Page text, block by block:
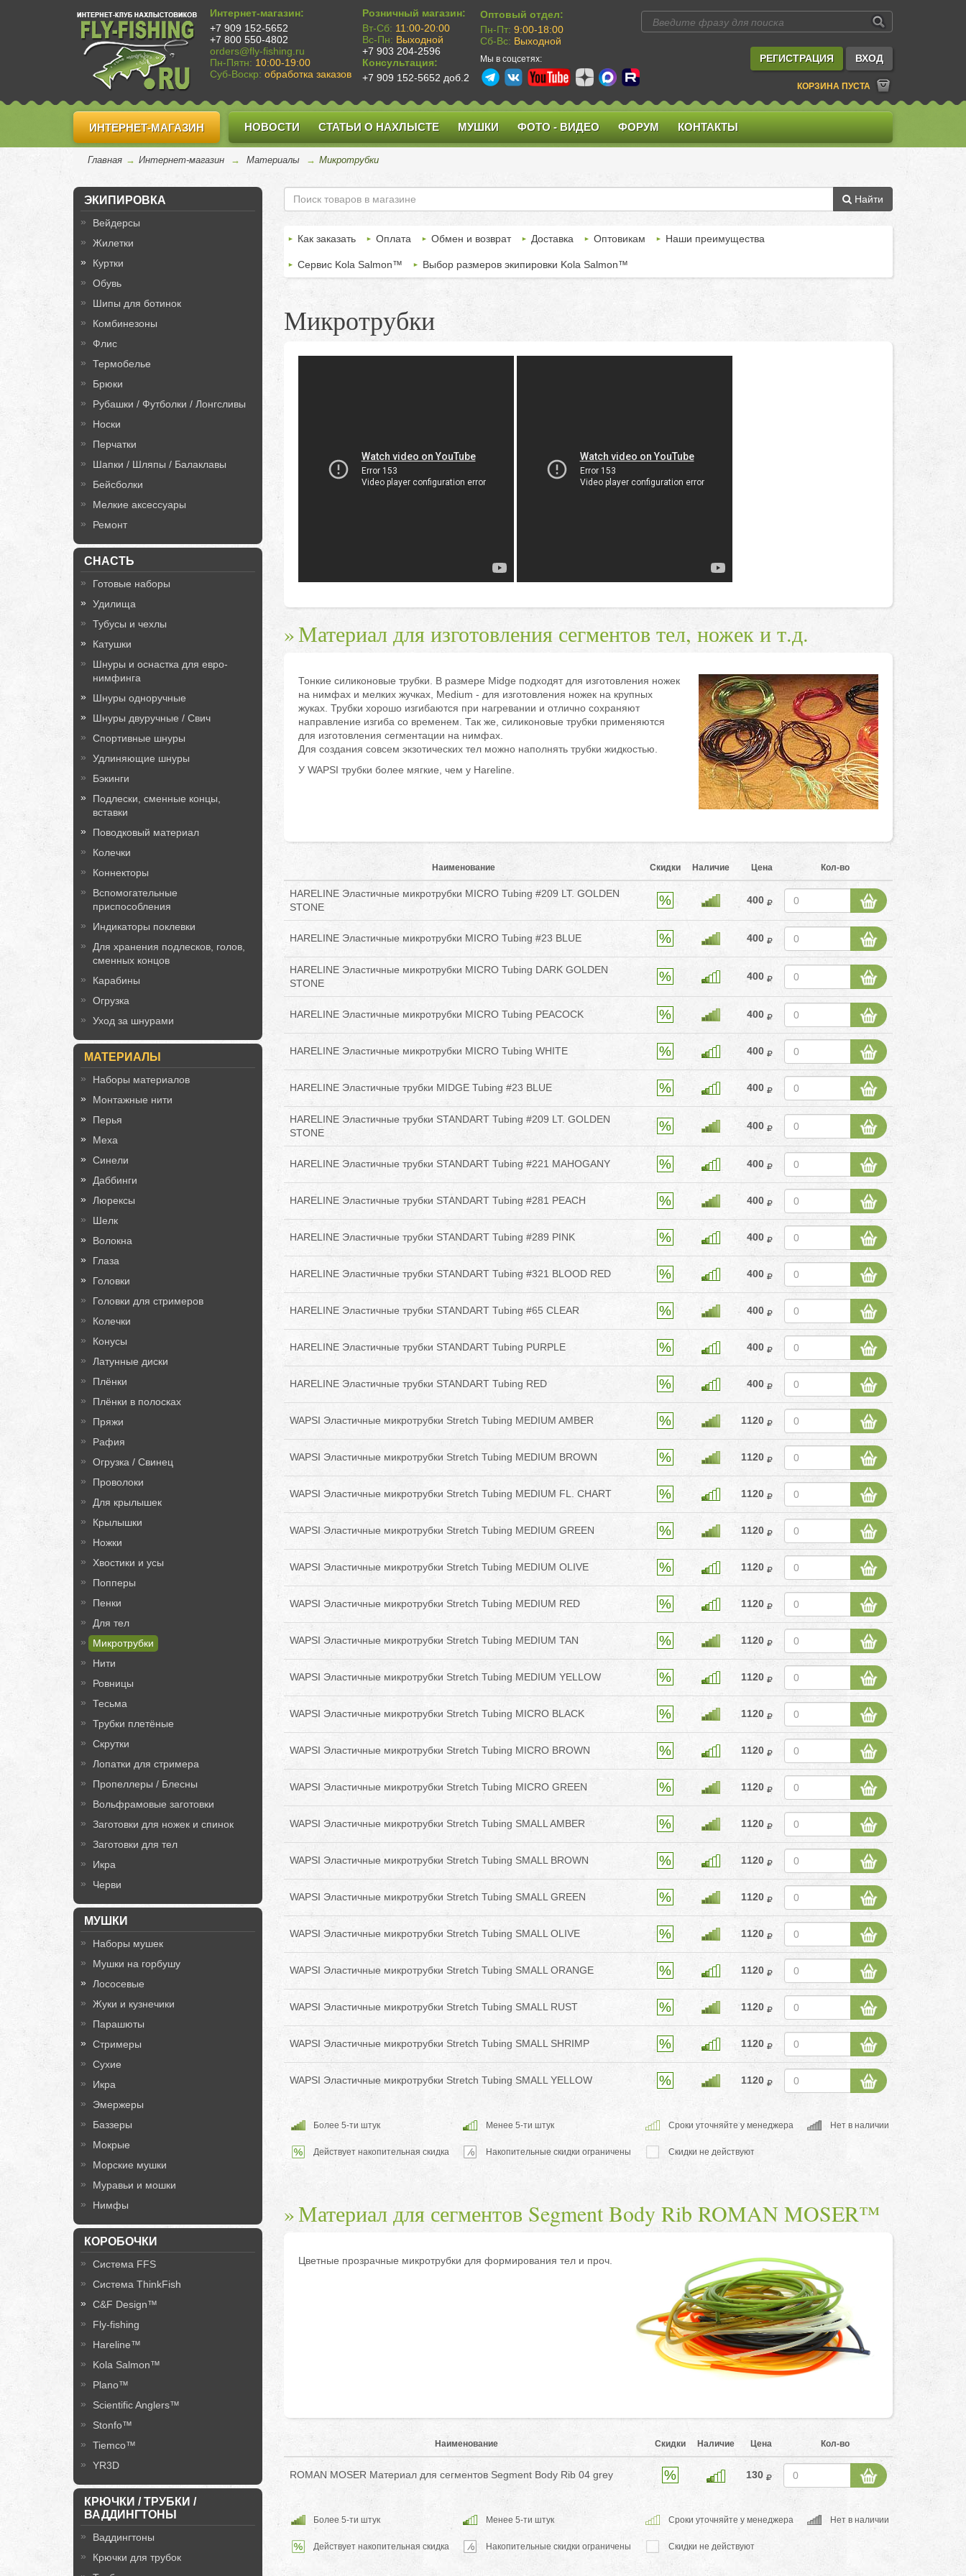
Интернет-магазин:
+7 909 152-5652
+7 800 550-4802
orders@fly-fishing.ru
Пн-Пятн: 10:00-19:00
Суб-Воскр: обработка заказов
Розничный магазин:
Вт-Сб: 11:00-20:00
Вс-Пн: Выходной
+7 903 204-2596
Консультация:
+7 909 152-5652 доб.2
Оптовый отдел:
Пн-Пт: 9:00-18:00
Сб-Вс: Выходной
Мы в соцсетях: РЕГИСТРАЦИЯ ВХОД
КОРЗИНА ПУСТА
ИНТЕРНЕТ-МАГАЗИН НОВОСТИ СТАТЬИ О НАХЛЫСТЕ МУШКИ ФОТО - ВИДЕО ФОРУМ КОНТАКТЫ
Главная → Интернет-магазин → Материалы → Микротрубки
ЭКИПИРОВКА
Вейдерсы
Жилетки
Куртки
Обувь
Шипы для ботинок
Комбинезоны
Флис
Термобелье
Брюки
Рубашки / Футболки / Лонгсливы
Носки
Перчатки
Шапки / Шляпы / Балаклавы
Бейсболки
Мелкие аксессуары
Ремонт
СНАСТЬ
Готовые наборы
Удилища
Тубусы и чехлы
Катушки
Шнуры и оснастка для евро-
нимфинга
Шнуры одноручные
Шнуры двуручные / Свич
Спортивные шнуры
Удлиняющие шнуры
Бэкинги
Подлески, сменные концы,
вставки
Поводковый материал
Колечки
Коннекторы
Вспомогательные
приспособления
Индикаторы поклевки
Для хранения подлесков, голов,
сменных концов
Карабины
Огрузка
Уход за шнурами
МАТЕРИАЛЫ
Наборы материалов
Монтажные нити
Перья
Меха
Синели
Даббинги
Люрексы
Шелк
Волокна
Глаза
Головки
Головки для стримеров
Колечки
Конусы
Латунные диски
Плёнки
Плёнки в полосках
Пряжи
Рафия
Огрузка / Свинец
Проволоки
Для крылышек
Крылышки
Ножки
Хвостики и усы
Попперы
Пенки
Для тел
Микротрубки
Нити
Ровницы
Тесьма
Трубки плетёные
Скрутки
Лопатки для стримера
Пропеллеры / Блесны
Вольфрамовые заготовки
Заготовки для ножек и спинок
Заготовки для тел
Икра
Черви
МУШКИ
Наборы мушек
Мушки на горбушу
Лососевые
Жуки и кузнечики
Парашюты
Стримеры
Сухие
Икра
Эмержеры
Баззеры
Мокрые
Морские мушки
Муравьи и мошки
Нимфы
КОРОБОЧКИ
Система FFS
Система ThinkFish
C&F Design™
Fly-fishing
Hareline™
Kola Salmon™
Plano™
Scientific Anglers™
Stonfo™
Tiemco™
YR3D
КРЮЧКИ / ТРУБКИ /
ВАДДИНГТОНЫ
Ваддингтоны
Крючки для трубок
Найти
Как заказать Оплата Обмен и возврат Доставка Оптовикам Наши преимущества
Сервис Kola Salmon™ Выбор размеров экипировки Kola Salmon™
Микротрубки
Материал для изготовления сегментов тел, ножек и т.д.
Тонкие силиконовые трубки. В размере Midge подходят для изготовления ножек
на нимфах и мелких жучках, Medium - для изготовления ножек на крупных
жуках. Трубки хорошо изгибаются при нагревании и отлично сохраняют
направление изгиба со временем. Так же, силиконовые трубки применяются
для изготовления сегментации на нимфах.
Для создания совсем экзотических тел можно наполнять трубки жидкостью.
У WAPSI трубки более мягкие, чем у Hareline.
Наименование Скидки Наличие Цена Кол-во
HARELINE Эластичные микротрубки MICRO Tubing #209 LT. GOLDEN
STONE
400
HARELINE Эластичные микротрубки MICRO Tubing #23 BLUE 400
HARELINE Эластичные микротрубки MICRO Tubing DARK GOLDEN
STONE
400
HARELINE Эластичные микротрубки MICRO Tubing PEACOCK 400
HARELINE Эластичные микротрубки MICRO Tubing WHITE 400
HARELINE Эластичные трубки MIDGE Tubing #23 BLUE 400
HARELINE Эластичные трубки STANDART Tubing #209 LT. GOLDEN
STONE
400
HARELINE Эластичные трубки STANDART Tubing #221 MAHOGANY 400
HARELINE Эластичные трубки STANDART Tubing #281 PEACH 400
HARELINE Эластичные трубки STANDART Tubing #289 PINK 400
HARELINE Эластичные трубки STANDART Tubing #321 BLOOD RED 400
HARELINE Эластичные трубки STANDART Tubing #65 CLEAR 400
HARELINE Эластичные трубки STANDART Tubing PURPLE 400
HARELINE Эластичные трубки STANDART Tubing RED 400
WAPSI Эластичные микротрубки Stretch Tubing MEDIUM AMBER 1120
WAPSI Эластичные микротрубки Stretch Tubing MEDIUM BROWN 1120
WAPSI Эластичные микротрубки Stretch Tubing MEDIUM FL. CHART 1120
WAPSI Эластичные микротрубки Stretch Tubing MEDIUM GREEN 1120
WAPSI Эластичные микротрубки Stretch Tubing MEDIUM OLIVE 1120
WAPSI Эластичные микротрубки Stretch Tubing MEDIUM RED 1120
WAPSI Эластичные микротрубки Stretch Tubing MEDIUM TAN 1120
WAPSI Эластичные микротрубки Stretch Tubing MEDIUM YELLOW 1120
WAPSI Эластичные микротрубки Stretch Tubing MICRO BLACK 1120
WAPSI Эластичные микротрубки Stretch Tubing MICRO BROWN 1120
WAPSI Эластичные микротрубки Stretch Tubing MICRO GREEN 1120
WAPSI Эластичные микротрубки Stretch Tubing SMALL AMBER 1120
WAPSI Эластичные микротрубки Stretch Tubing SMALL BROWN 1120
WAPSI Эластичные микротрубки Stretch Tubing SMALL GREEN 1120
WAPSI Эластичные микротрубки Stretch Tubing SMALL OLIVE 1120
WAPSI Эластичные микротрубки Stretch Tubing SMALL ORANGE 1120
WAPSI Эластичные микротрубки Stretch Tubing SMALL RUST 1120
WAPSI Эластичные микротрубки Stretch Tubing SMALL SHRIMP 1120
WAPSI Эластичные микротрубки Stretch Tubing SMALL YELLOW 1120
Более 5-ти штук Менее 5-ти штук Cроки уточняйте у менеджера Нет в наличии
Действует накопительная скидка Накопительные скидки ограничены Скидки не действуют
Материал для сегментов Segment Body Rib ROMAN MOSER™
Цветные прозрачные микротрубки для формирования тел и проч.
Наименование Скидки Наличие Цена Кол-во
ROMAN MOSER Материал для сегментов Segment Body Rib 04 grey 130
Более 5-ти штук Менее 5-ти штук Cроки уточняйте у менеджера Нет в наличии
Действует накопительная скидка Накопительные скидки ограничены Скидки не действуют